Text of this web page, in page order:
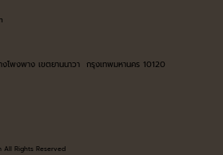
โพงพาง เขตยานนาวา กรุงเทพมหานคร 10120
All Rights Reserved